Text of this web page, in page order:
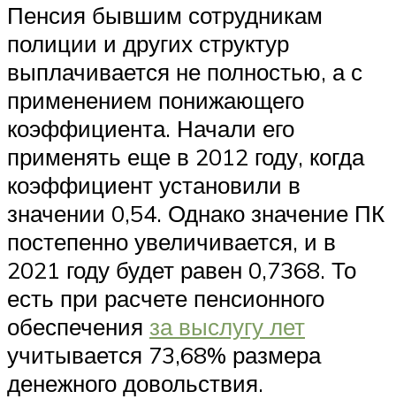
Пенсия бывшим сотрудникам
полиции и других структур
выплачивается не полностью, а с
применением понижающего
коэффициента. Начали его
применять еще в 2012 году, когда
коэффициент установили в
значении 0,54. Однако значение ПК
постепенно увеличивается, и в
2021 году будет равен 0,7368. То
есть при расчете пенсионного
обеспечения за выслугу лет
учитывается 73,68% размера
денежного довольствия.